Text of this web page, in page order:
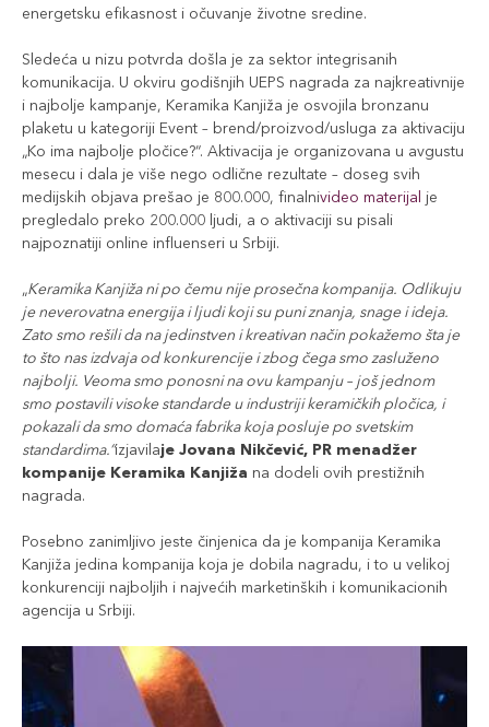
energetsku efikasnost i očuvanje životne sredine.
Sledeća u nizu potvrda došla je za sektor integrisanih
komunikacija. U okviru godišnjih UEPS nagrada za najkreativnije
i najbolje kampanje, Keramika Kanjiža je osvojila bronzanu
plaketu u kategoriji Event – brend/proizvod/usluga za aktivaciju
„Ko ima najbolje pločice?“. Aktivacija je organizovana u avgustu
mesecu i dala je više nego odlične rezultate – doseg svih
medijskih objava prešao je 800.000, finalnivideo materijal
je
pregledalo preko 200.000 ljudi, a o aktivaciji su pisali
najpoznatiji online influenseri u Srbiji.
„Keramika Kanjiža ni po čemu nije prosečna kompanija. Odlikuju
je neverovatna energija i ljudi koji su puni znanja, snage i ideja.
Zato smo rešili da na jedinstven i kreativan način pokažemo šta je
to što nas izdvaja od konkurencije i zbog čega smo zasluženo
najbolji. Veoma smo ponosni na ovu kampanju – još jednom
smo postavili visoke standarde u industriji keramičkih pločica, i
pokazali da smo domaća fabrika koja posluje po svetskim
standardima.“izjavilaje Jovana Nikčević, PR menadžer
kompanije Keramika Kanjiža na dodeli ovih prestižnih
nagrada.
Posebno zanimljivo jeste činjenica da je kompanija Keramika
Kanjiža jedina kompanija koja je dobila nagradu, i to u velikoj
konkurenciji najboljih i najvećih marketinških i komunikacionih
agencija u Srbiji.